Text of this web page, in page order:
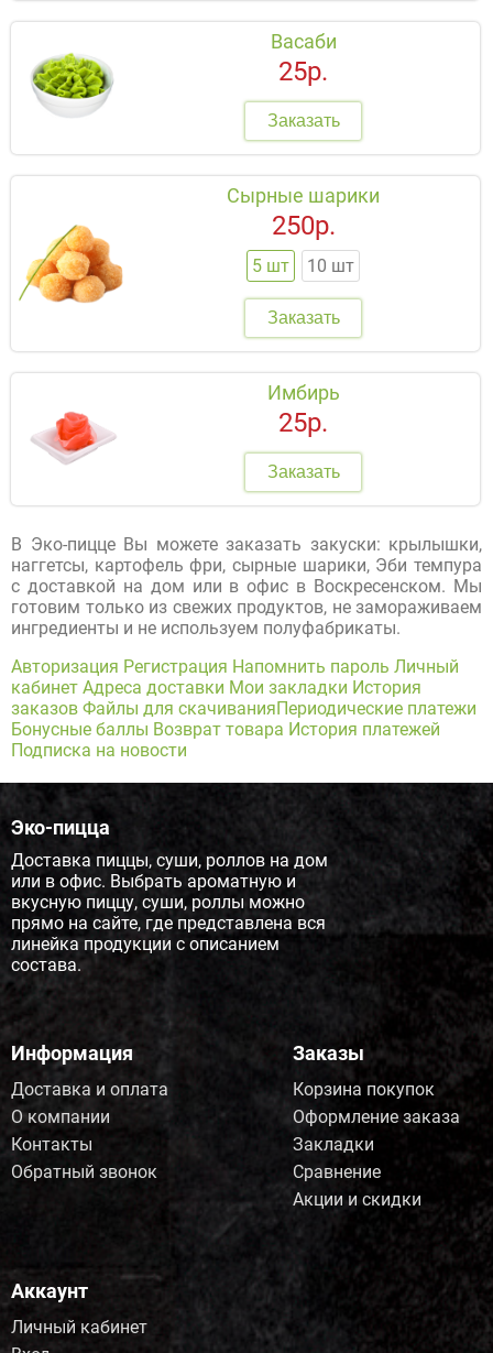
Васаби
25р.
Заказать
Сырные шарики
5 шт 10 шт
250р.
Заказать
Имбирь
25р.
Заказать
В Эко-пицце Вы можете заказать закуски: крылышки,
наггетсы, картофель фри, сырные шарики, Эби темпура
с доставкой на дом или в офис в Воскресенском. Мы
готовим только из свежих продуктов, не замораживаем
ингредиенты и не используем полуфабрикаты.
Авторизация Регистрация Напомнить пароль Личный
кабинет Адреса доставки Мои закладки История
заказов Файлы для скачиванияПериодические платежи
Бонусные баллы Возврат товара История платежей
Подписка на новости
Эко-пицца
Доставка пиццы, суши, роллов на дом
или в офис. Выбрать ароматную и
вкусную пиццу, суши, роллы можно
прямо на сайте, где представлена вся
линейка продукции с описанием
состава.
Информация
Доставка и оплата
О компании
Контакты
Обратный звонок
Заказы
Корзина покупок
Оформление заказа
Закладки
Сравнение
Акции и скидки
Аккаунт
Личный кабинет